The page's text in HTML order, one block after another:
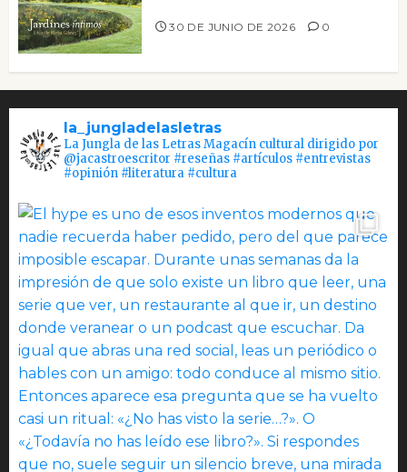
30 DE JUNIO DE 2026 0
la_jungladelasletras
La Jungla de las Letras Magacín cultural dirigido por
@jacastroescritor #reseñas #artículos #entrevistas
#opinión #literatura #cultura